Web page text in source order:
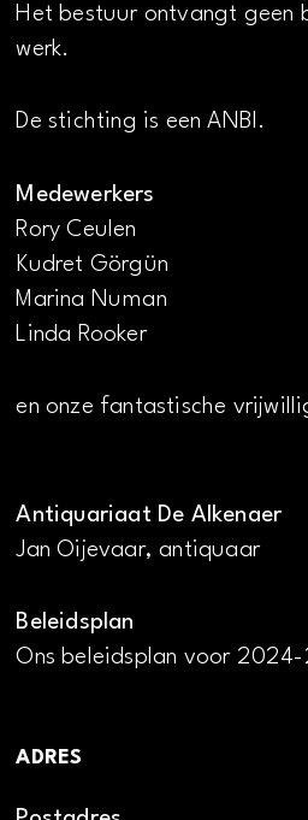
Het bestuur ontvangt geen
werk.
De stichting is een ANBI.
Medewerkers
Rory Ceulen
Kudret Görgün
Marina Numan
Linda Rooker
en onze fantastische
Antiquariaat De Alkenaer
Jan Oijevaar, antiquaar
Beleidsplan
Ons beleidsplan voor
ADRES